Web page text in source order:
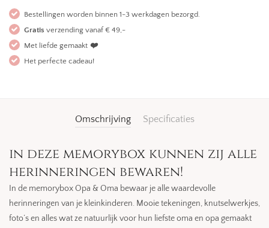
Bestellingen worden binnen 1-3 werkdagen bezorgd.
Gratis verzending vanaf € 49,-
Met liefde gemaakt ❤️
Het perfecte cadeau!
Omschrijving Specificaties
in deze memorybox kunnen zij alle
herinneringen bewaren!
In de memorybox Opa & Oma bewaar je alle waardevolle
herinneringen van je kleinkinderen. Mooie tekeningen, knutselwerkjes,
foto’s en alles wat ze natuurlijk voor hun liefste oma en opa gemaakt